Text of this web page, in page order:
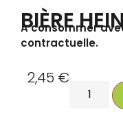
BIÈRE
A consommer
contractuelle.
2,45 €